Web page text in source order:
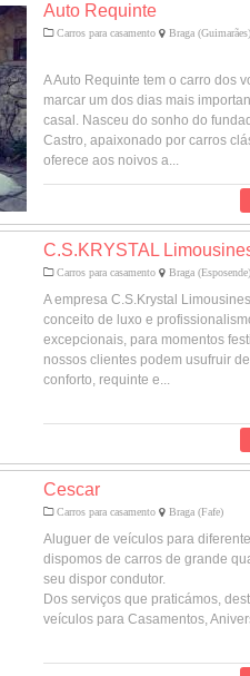
Auto Requinte
Carros para casamento Braga (Guimarães)
A Auto Requinte tem o carro dos
marcar um dos dias mais
casal. Nasceu do sonho do
Castro, apaixonado por carros
oferece aos noivos a...
C.S.KRYSTAL
Carros para casamento Braga (Esposende)
A empresa C.S.Krystal
conceito de luxo e
excepcionais, para momentos
nossos clientes podem usufruir
conforto, requinte e...
Cescar
Carros para casamento Braga (Fafe)
Aluguer de veículos para
dispomos de carros de grande
seu dispor condutor.
Dos serviços que praticámos,
veículos para Casamentos,